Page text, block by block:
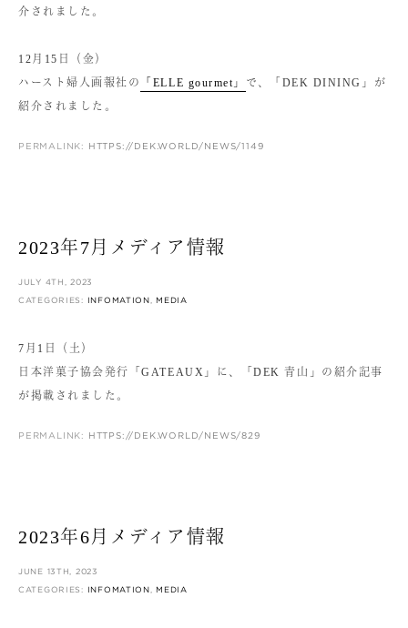
介されました。
12月15日（金）
ハースト婦人画報社の
「ELLE gourmet」 で、「DEK DINING」が
紹介されました。
PERMALINK: HTTPS://DEK.WORLD/NEWS/1149
2023年7月メディア情報
JULY 4TH, 2023
CATEGORIES: INFOMATION ,MEDIA
7月1日（土）
日本洋菓子協会発行「GATEAUX」に、「DEK 青山」の紹介記事
が掲載されました。
PERMALINK: HTTPS://DEK.WORLD/NEWS/829
2023年6月メディア情報
JUNE 13TH, 2023
CATEGORIES: INFOMATION ,MEDIA